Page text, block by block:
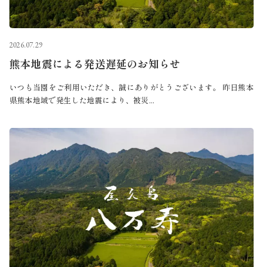
2026.07.29
熊本地震による発送遅延のお知らせ
いつも当園をご利用いただき、誠にありがとうございます。 昨日熊本
県熊本地域で発生した地震により、被災...